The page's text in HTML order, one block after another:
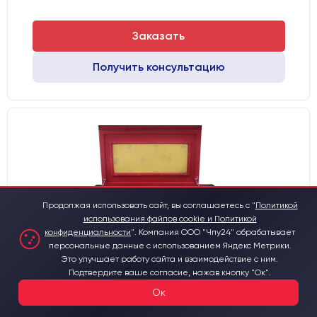
Заказать
Получить консультацию
Лазерный станок CO2 c ЧПУ
Продолжая использовать сайт, вы соглашаетесь с "Политикой
использования файлов cookie и Политикой
конфиденциальности". Компания ООО "Чпу24" обрабатывает
персональные данные с использованием Яндекс Метрики.
Это улучшает работу сайта и взаимодействие с ним.
Подтвердите ваше согласие, нажав кнопку "Ок".
Ок